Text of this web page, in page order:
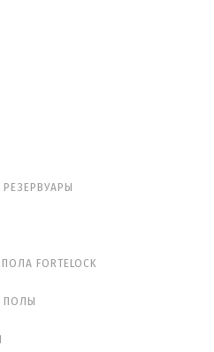
FORTELOCK
ПОЛЫ